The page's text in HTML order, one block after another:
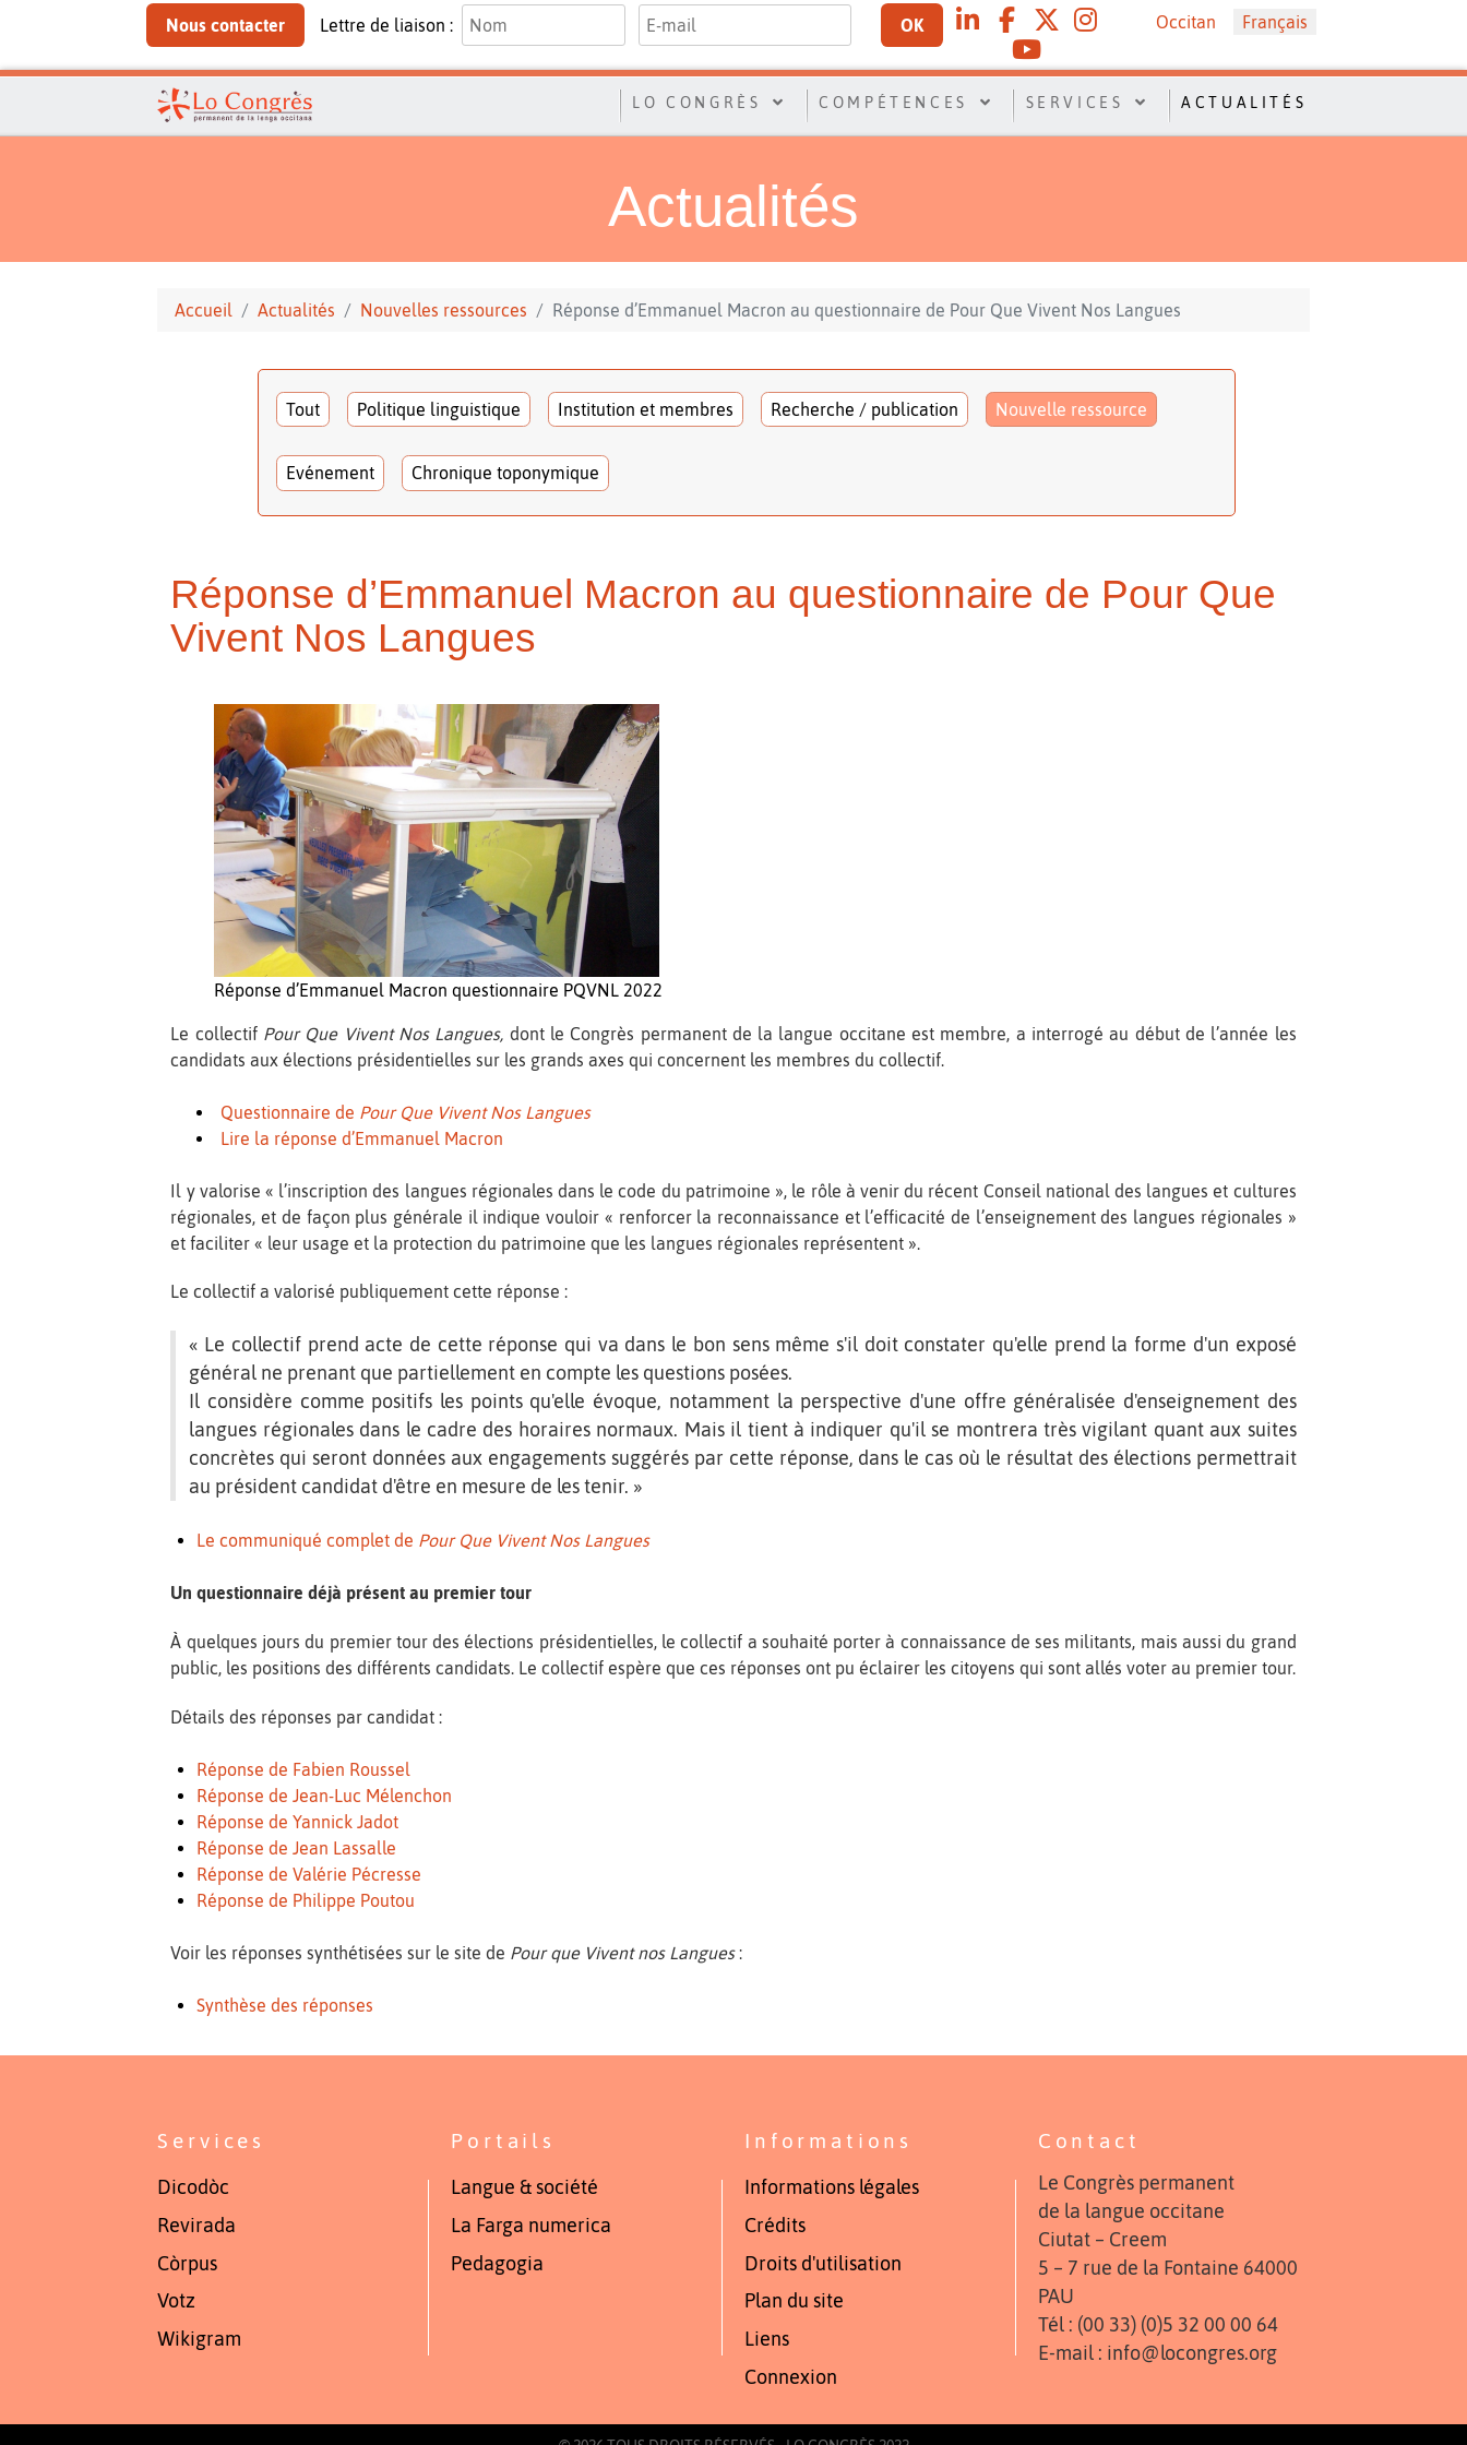
Nous contacter Lettre de liaison : OK Sélectionnez votre langue
Occitan Français
LO CONGRÈS COMPÉTENCES SERVICES ACTUALITÉS
Actualités
Accueil Actualités Nouvelles ressources Réponse d’Emmanuel Macron au questionnaire de Pour Que Vivent Nos Langues
Tout Politique linguistique Institution et membres Recherche / publication Nouvelle ressource
Evénement Chronique toponymique
Réponse d’Emmanuel Macron au questionnaire de Pour Que
Vivent Nos Langues
Réponse d’Emmanuel Macron questionnaire PQVNL 2022
Le collectif Pour Que Vivent Nos Langues, dont le Congrès permanent de la langue occitane est membre, a interrogé au début de l’année les
candidats aux élections présidentielles sur les grands axes qui concernent les membres du collectif.
Questionnaire de Pour Que Vivent Nos Langues
Lire la réponse d’Emmanuel Macron
Il y valorise « l’inscription des langues régionales dans le code du patrimoine », le rôle à venir du récent Conseil national des langues et cultures
régionales, et de façon plus générale il indique vouloir « renforcer la reconnaissance et l’efficacité de l’enseignement des langues régionales »
et faciliter « leur usage et la protection du patrimoine que les langues régionales représentent ».
Le collectif a valorisé publiquement cette réponse :
« Le collectif prend acte de cette réponse qui va dans le bon sens même s'il doit constater qu'elle prend la forme d'un exposé
général ne prenant que partiellement en compte les questions posées.
Il considère comme positifs les points qu'elle évoque, notamment la perspective d'une offre généralisée d'enseignement des
langues régionales dans le cadre des horaires normaux. Mais il tient à indiquer qu'il se montrera très vigilant quant aux suites
concrètes qui seront données aux engagements suggérés par cette réponse, dans le cas où le résultat des élections permettrait
au président candidat d'être en mesure de les tenir. »
Le communiqué complet de Pour Que Vivent Nos Langues
Un questionnaire déjà présent au premier tour
À quelques jours du premier tour des élections présidentielles, le collectif a souhaité porter à connaissance de ses militants, mais aussi du grand
public, les positions des différents candidats. Le collectif espère que ces réponses ont pu éclairer les citoyens qui sont allés voter au premier tour.
Détails des réponses par candidat :
Réponse de Fabien Roussel
Réponse de Jean-Luc Mélenchon
Réponse de Yannick Jadot
Réponse de Jean Lassalle
Réponse de Valérie Pécresse
Réponse de Philippe Poutou
Voir les réponses synthétisées sur le site de Pour que Vivent nos Langues:
Synthèse des réponses
Services
Dicodòc
Revirada
Còrpus
Votz
Wikigram
Portails
Langue & société
La Farga numerica
Pedagogia
Informations
Informations légales
Crédits
Droits d'utilisation
Plan du site
Liens
Connexion
Contact
Le Congrès permanent
de la langue occitane
Ciutat – Creem
5 – 7 rue de la Fontaine 64000
PAU
Tél : (00 33) (0)5 32 00 00 64
E-mail : info@locongres.org